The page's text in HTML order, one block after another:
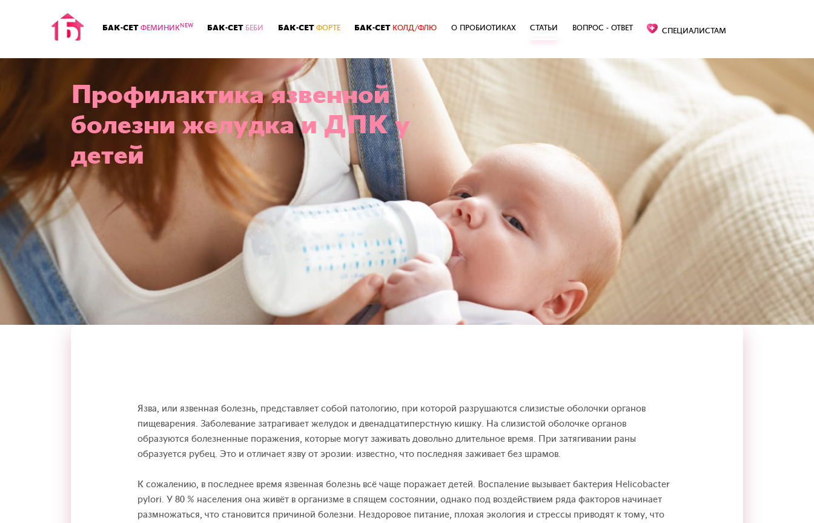
БАК-СЕТФЕМИНИКNEW БАК-СЕТ БЕБИ БАК-СЕТФОРТЕ БАК-СЕТ КОЛД/ФЛЮ О ПРОБИОТИКАХ СТАТЬИ ВОПРОС - ОТВЕТ СПЕЦИАЛИСТАМ
Профилактика язвенной
болезни желудка и ДПК у
детей
Язва, или язвенная болезнь, представляет собой патологию, при которой разрушаются слизистые оболочки органов
пищеварения. Заболевание затрагивает желудок и двенадцатиперстную кишку. На слизистой оболочке органов
образуются болезненные поражения, которые могут заживать довольно длительное время. При затягивании раны
образуется рубец. Это и отличает язву от эрозии: известно, что последняя заживает без шрамов.
К сожалению, в последнее время язвенная болезнь всё чаще поражает детей. Воспаление вызывает бактерия Helicobacter
pylori. У 80 % населения она живёт в организме в спящем состоянии, однако под воздействием ряда факторов начинает
размножаться, что становится причиной болезни. Нездоровое питание, плохая экология и стрессы приводят к тому, что